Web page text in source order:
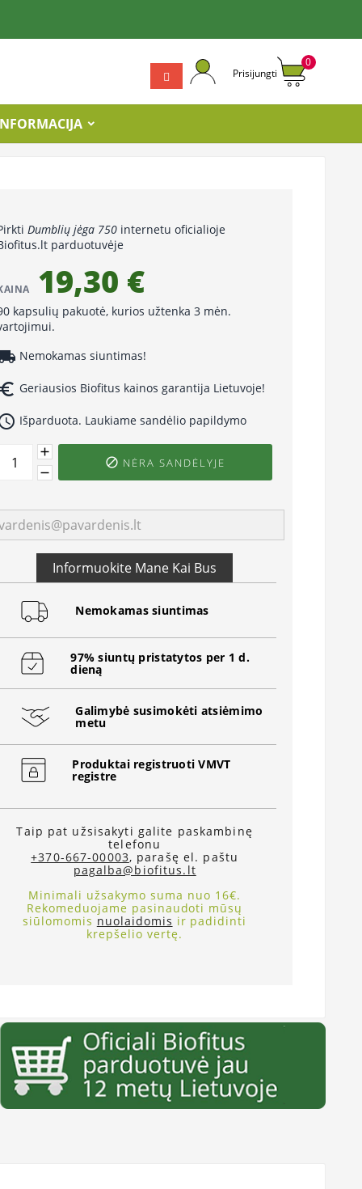
Prisijungti
0
Dumblių jėga 750 internetu oficialioje
parduotuvėje
19,30 €
kapsulių pakuotė, kurios užtenka 3 mėn.
Nemokamas siuntimas!
Geriausios Biofitus kainos garantija Lietuvoje!
Išparduota. Laukiame sandėlio papildymo
 NĖRA SANDĖLYJE
Informuokite Mane Kai Bus
Nemokamas siuntimas
97% siuntų pristatytos per 1 d.
dieną
Galimybė susimokėti atsiėmimo
metu
Produktai registruoti VMVT
registre
Taip pat užsisakyti galite paskambinę
telefonu
+370-667-00003, parašę el. paštu
pagalba@biofitus.lt
Minimali užsakymo suma nuo 16€.
Rekomeduojame pasinaudoti mūsų
siūlomomis nuolaidomis ir padidinti
krepšelio vertę.